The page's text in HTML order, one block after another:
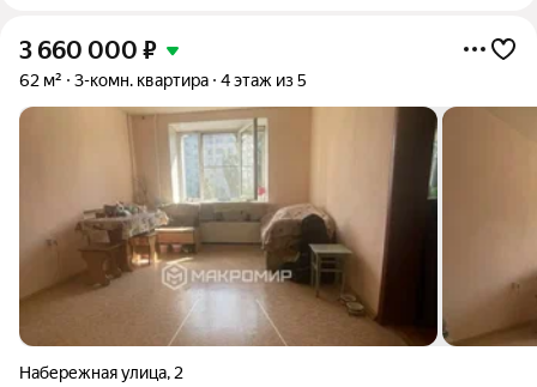
3 660 000 ₽
62 м² 3-комн. квартира 4 этаж из 5
Набережная улица, 2